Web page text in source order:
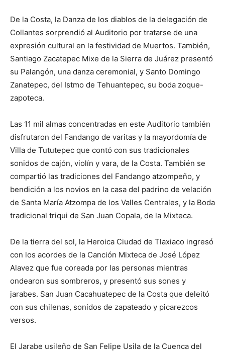
De la Costa, la Danza de los diablos de la delegación de
Collantes sorprendió al Auditorio por tratarse de una
expresión cultural en la festividad de Muertos. También,
Santiago Zacatepec Mixe de la Sierra de Juárez presentó
su Palangón, una danza ceremonial, y Santo Domingo
Zanatepec, del Istmo de Tehuantepec, su boda zoque-
zapoteca.
Las 11 mil almas concentradas en este Auditorio también
disfrutaron del Fandango de varitas y la mayordomía de
Villa de Tututepec que contó con sus tradicionales
sonidos de cajón, violín y vara, de la Costa. También se
compartió las tradiciones del Fandango atzompeño, y
bendición a los novios en la casa del padrino de velación
de Santa María Atzompa de los Valles Centrales, y la Boda
tradicional triqui de San Juan Copala, de la Mixteca.
De la tierra del sol, la Heroica Ciudad de Tlaxiaco ingresó
con los acordes de la Canción Mixteca de José López
Alavez que fue coreada por las personas mientras
ondearon sus sombreros, y presentó sus sones y
jarabes. San Juan Cacahuatepec de la Costa que deleitó
con sus chilenas, sonidos de zapateado y picarezcos
versos.
El Jarabe usileño de San Felipe Usila de la Cuenca del